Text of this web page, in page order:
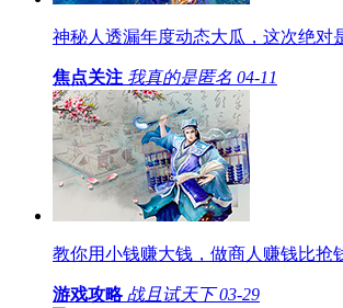
神秘人透漏年度动态大瓜，这次绝对
焦点关注 我真的是匿名 04-11
教你用小钱赚大钱，做商人赚钱比抢
游戏攻略 战且试天下 03-29